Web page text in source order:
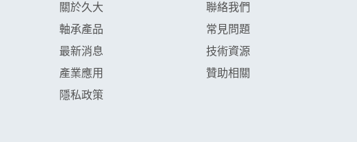
關於久大
軸承產品
最新消息
產業應用
隱私政策
聯絡我們
常見問題
技術資源
贊助相關